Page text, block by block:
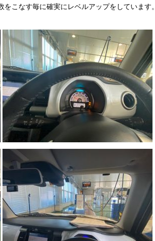
こなす毎に確実にレベルアップをしています。